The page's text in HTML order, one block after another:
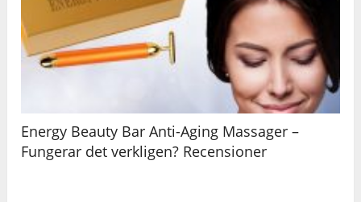
Energy Beauty Bar Anti-Aging Massager –
Fungerar det verkligen? Recensioner